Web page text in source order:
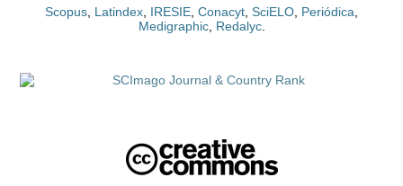
Scopus, Latindex, IRESIE, Conacyt, SciELO, Periódica,
Medigraphic, Redalyc.